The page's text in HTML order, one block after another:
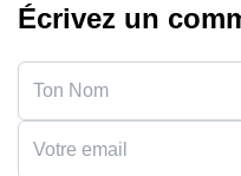
Écrivez un